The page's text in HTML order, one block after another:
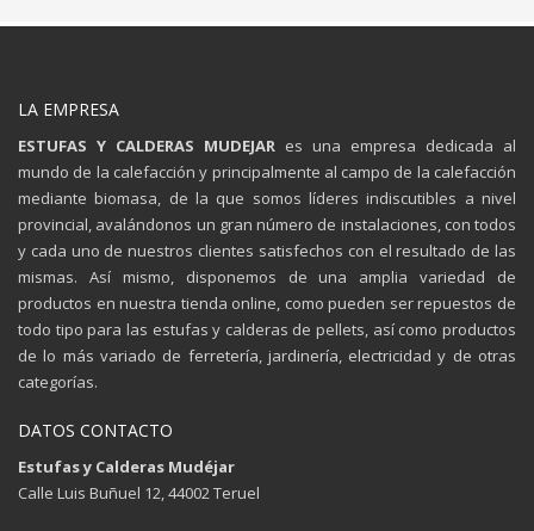
LA EMPRESA
ESTUFAS Y CALDERAS MUDEJAR es una empresa dedicada al
mundo de la calefacción y principalmente al campo de la calefacción
mediante biomasa, de la que somos líderes indiscutibles a nivel
provincial, avalándonos un gran número de instalaciones, con todos
y cada uno de nuestros clientes satisfechos con el resultado de las
mismas. Así mismo, disponemos de una amplia variedad de
productos en nuestra tienda online, como pueden ser repuestos de
todo tipo para las estufas y calderas de pellets, así como productos
de lo más variado de ferretería, jardinería, electricidad y de otras
categorías.
DATOS CONTACTO
Estufas y Calderas Mudéjar
Calle Luis Buñuel 12, 44002 Teruel